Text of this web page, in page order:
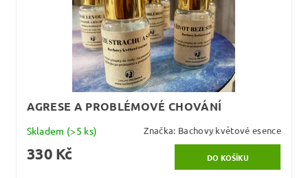
AGRESE A PROBLÉMOVÉ CHOVÁNÍ
Skladem (>5 ks) Značka: Bachovy květové esence
330 Kč